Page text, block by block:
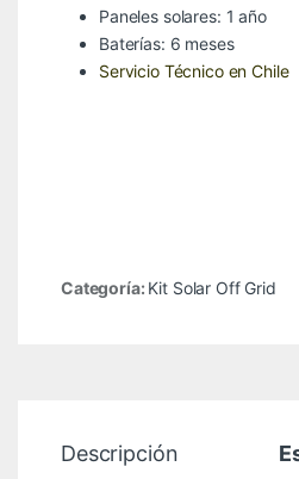
Paneles solares: 1 año
Baterías: 6 meses
Servicio Técnico en Chile
Categoría: Kit Solar Off Grid
Descripción